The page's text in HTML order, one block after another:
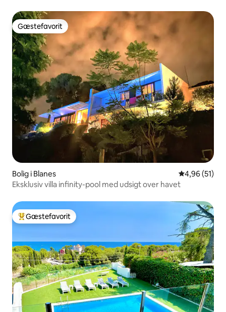
Gæstefavorit
Gæstefavorit
Bolig i Blanes 4,96 ud af 5
4,96 (51)
Eksklusiv villa infinity-pool med udsigt over havet
Bedste gæstefavorit
Gæstefavorit